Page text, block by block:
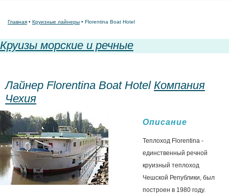
Главная • Круизные лайнеры • Florentina Boat Hotel
Круизы морские и речные
Лайнер Florentina Boat Hotel Компания
Чехия
Описание
Теплоход Florentina -
единственный речной
круизный теплоход
Чешской Републики, был
построен в 1980 году.